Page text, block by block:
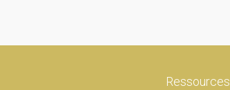
Ressources